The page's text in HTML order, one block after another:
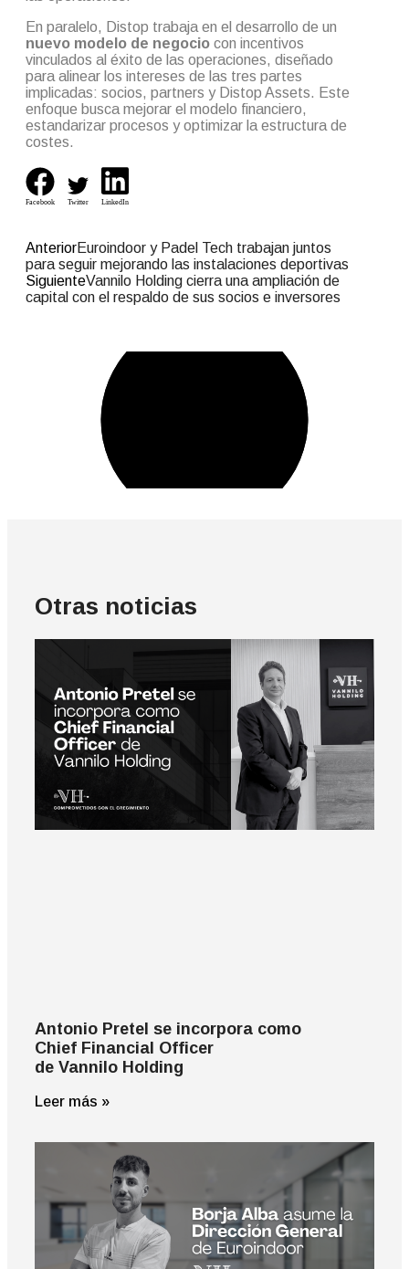
En paralelo, Distop trabaja en el desarrollo de un
nuevo modelo de negocio con incentivos
vinculados al éxito de las operaciones, diseñado
para alinear los intereses de las tres partes
implicadas: socios, partners y Distop Assets. Este
enfoque busca mejorar el modelo financiero,
estandarizar procesos y optimizar la estructura de
costes.
Facebook Twitter LinkedIn
AnteriorEuroindoor y Padel Tech trabajan juntos
para seguir mejorando las instalaciones deportivas
SiguienteVannilo Holding cierra una ampliación de
capital con el respaldo de sus socios e inversores
Otras noticias
Antonio Pretel se incorpora como
Chief Financial Officer
de Vannilo Holding
Leer más »